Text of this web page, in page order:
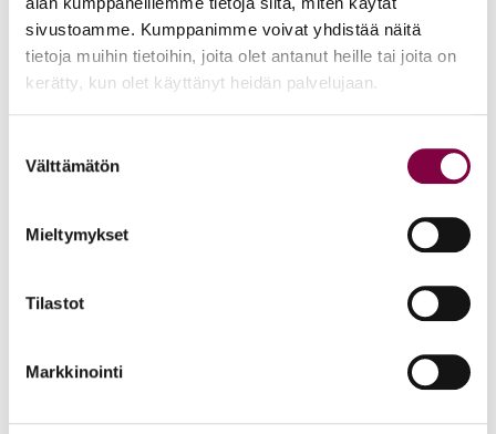
sivustoamme. Kumppanimme voivat yhdistää näitä
tietoja muihin tietoihin, joita olet antanut heille tai joita on
kerätty, kun olet käyttänyt heidän palvelujaan.
valinta
Välttämätön
Mieltymykset
Tilastot
Markkinointi
KAIKKI UUTISET
Uutiset 4.8.2026
Helsingin yliopiston ei pidä ratkaista tilakuluja
kustannuksella
Edunvalvonta